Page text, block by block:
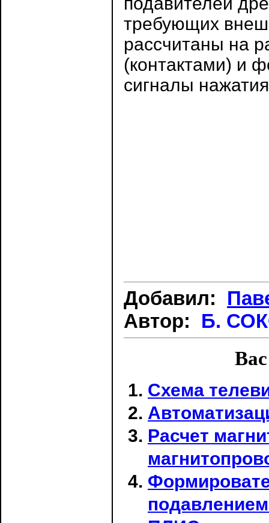
требующих
рассчитаны на
(контактами) и
сигналы
Добавил:
Автор: Б.
Схема
Расчет